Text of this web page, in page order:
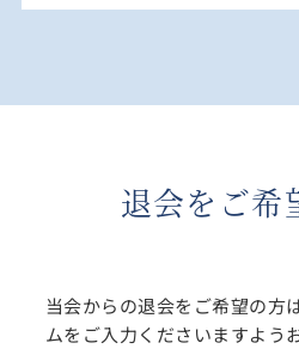
退会をご希
当会からの退会をご希望の方
ムをご入力くださいますよう